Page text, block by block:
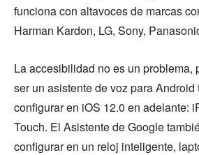
funciona con altavoces de marcas
Harman Kardon, LG, Sony,
La accesibilidad no es un problema,
ser un asistente de voz para
configurar en iOS 12.0 en adelante:
Touch. El Asistente de Google
configurar en un reloj inteligente,